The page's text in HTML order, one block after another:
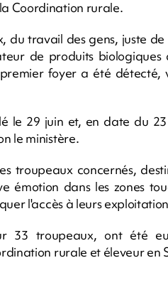
Coordination rurale.
du travail des gens, juste
de produits
foyer a été détecté,
le 29 juin et, en date du
le ministère.
troupeaux concernés,
émotion dans les zones
l'accès à leurs
33 troupeaux, ont été
rurale et éleveur en